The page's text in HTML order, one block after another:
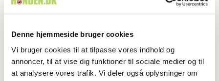
Denne hjemmeside bruger cookies
Vi bruger cookies til at tilpasse vores indhold og
annoncer, til at vise dig funktioner til sociale medier og til
at analysere vores trafik. Vi deler også oplysninger om
Udstilling
Vejen: Elegant mynde gentog triumfen i
Store ring